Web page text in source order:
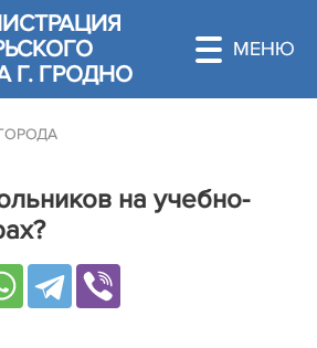
Г. ГРОДНО
на учебно-